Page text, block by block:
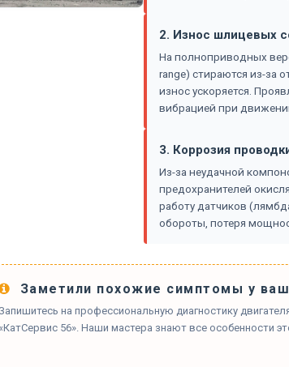
2. Износ шлицевых
На полноприводных
range) стираются из-за
износ ускоряется.
вибрацией при
3. Коррозия
Из-за неудачной
предохранителей
работу датчиков
обороты, потеря
Заметили похожие симптомы у
на профессиональную диагностику
56». Наши мастера знают все особенности